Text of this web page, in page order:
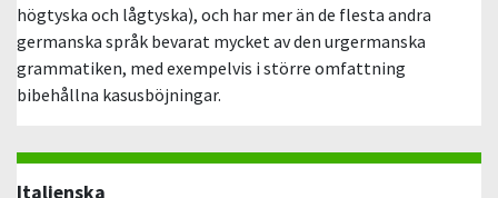
högtyska och lågtyska), och har mer än de flesta andra
germanska språk bevarat mycket av den urgermanska
grammatiken, med exempelvis i större omfattning
bibehållna kasusböjningar.
Italienska